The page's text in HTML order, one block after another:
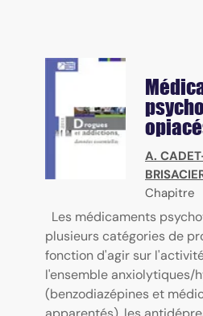
A.
Chapitre
Les médicaments
plusieurs catégories de
fonction d'agir sur
l'ensemble anxiolytiques/
(benzodiazépines et